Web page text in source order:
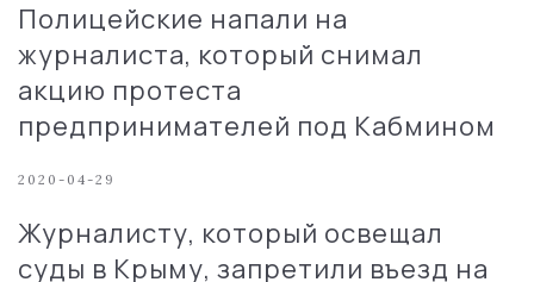
Полицейские напали на
журналиста, который снимал
акцию протеста
предпринимателей под Кабмином
2020-04-29
Журналисту, который освещал
суды в Крыму, запретили въезд на